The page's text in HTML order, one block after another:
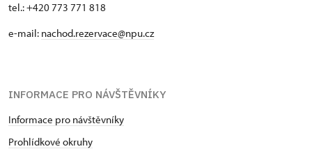
tel.: +420 773 771 818
e-mail: nachod.rezervace@npu.cz
INFORMACE PRO NÁVŠTĚVNÍKY
Informace pro návštěvníky
Prohlídkové okruhy